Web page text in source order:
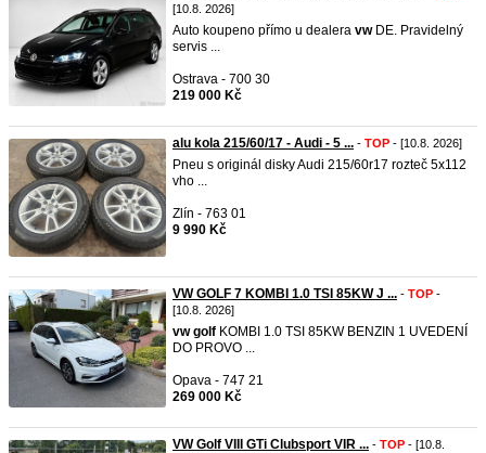
[10.8. 2026]
Auto koupeno přímo u dealera vwDE. Pravidelný
servis ...
Ostrava - 700 30
219 000 Kč
alu kola 215/60/17 - Audi - 5 ... - TOP - [10.8. 2026]
Pneu s originál disky Audi 215/60r17 rozteč 5x112
vho ...
Zlín - 763 01
9 990 Kč
VW GOLF 7 KOMBI 1.0 TSI 85KW J ... - TOP -
[10.8. 2026]
vw golf KOMBI 1.0 TSI 85KW BENZIN 1 UVEDENÍ
DO PROVO ...
Opava - 747 21
269 000 Kč
VW Golf VIII GTi Clubsport VIR ... - TOP - [10.8.